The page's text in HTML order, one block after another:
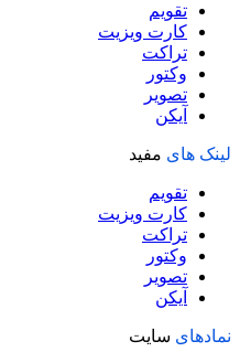
تقویم
کارت ویزیت
تراکت
وکتور
تصویر
آیکن
لینک های مفید
تقویم
کارت ویزیت
تراکت
وکتور
تصویر
آیکن
نمادهای سایت